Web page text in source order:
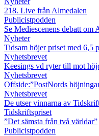
218. Live från Almedalen
Publicistpodden
Se Mediescenens debatt
Nyheter
Tidsam höjer priset med 6,5
Nyhetsbrevet
Keesings vd ryter till mot
Nyhetsbrevet
Offside:”PostNords
Nyhetsbrevet
De utser vinnarna av
Tidskriftspriset
”Det sämsta från två världar”
Publicistpodden